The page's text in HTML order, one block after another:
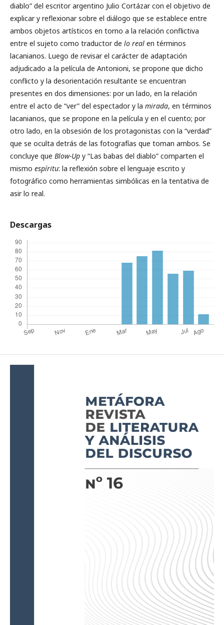
diablo” del escritor argentino Julio Cortázar con el objetivo de
explicar y reflexionar sobre el diálogo que se establece entre
ambos objetos artísticos en torno a la relación conflictiva
entre el sujeto como traductor de lo real en términos
lacanianos. Luego de revisar el carácter de adaptación
adjudicado a la película de Antonioni, se propone que dicho
conflicto y la desorientación resultante se encuentran
presentes en dos dimensiones: por un lado, en la relación
entre el acto de “ver” del espectador y la mirada, en términos
lacanianos, que se propone en la película y en el cuento; por
otro lado, en la obsesión de los protagonistas con la “verdad”
que se oculta detrás de las fotografías que toman ambos. Se
concluye que Blow-Up y “Las babas del diablo” comparten el
mismo espíritu: la reflexión sobre el lenguaje escrito y
fotográfico como herramientas simbólicas en la tentativa de
asir lo real.
Descargas